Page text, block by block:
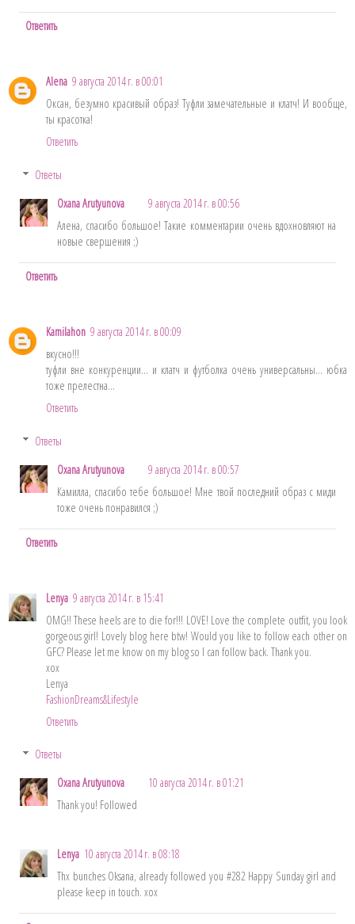
Ответить
Alena 9 августа 2014 г. в 00:01
Оксан, безумно красивый образ! Туфли замечательные и клатч! И вообще,
ты красотка!
Ответить
Ответы
Oxana Arutyunova
9 августа 2014 г. в 00:56
Алена, спасибо большое! Такие комментарии очень вдохновляют на
новые свершения ;)
Ответить
Kamilahon 9 августа 2014 г. в 00:09
вкусно!!!
туфли вне конкуренции... и клатч и футболка очень универсальны... юбка
тоже прелестна...
Ответить
Ответы
Oxana Arutyunova
9 августа 2014 г. в 00:57
Камилла, спасибо тебе большое! Мне твой последний образ с миди
тоже очень понравился ;)
Ответить
Lenya 9 августа 2014 г. в 15:41
OMG!! These heels are to die for!!! LOVE! Love the complete outfit, you look
gorgeous girl! Lovely blog here btw! Would you like to follow each other on
GFC? Please let me know on my blog so I can follow back. Thank you.
xox
Lenya
FashionDreams&Lifestyle
Ответить
Ответы
Oxana Arutyunova
10 августа 2014 г. в 01:21
Thank you! Followed
Lenya 10 августа 2014 г. в 08:18
Thx bunches Oksana, already followed you #282 Happy Sunday girl and
please keep in touch. xox